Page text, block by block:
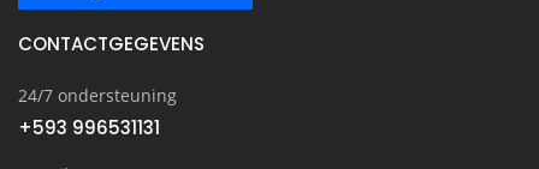
CONTACTGEGEVENS
24/7 ondersteuning
+593 996531131